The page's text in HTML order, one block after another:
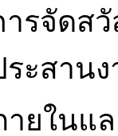
ารจัดส
ระสาน
ายในแ